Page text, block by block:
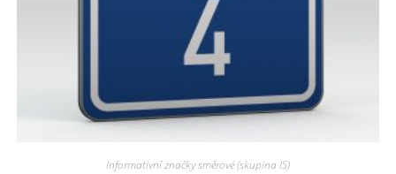
Informativní značky směrové (skupina IS)